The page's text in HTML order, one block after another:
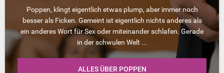
Poppen, klingt eigentlich etwas plump, aber immer noch
besser als Ficken. Gemeint ist eigentlich nichts anderes als
ein anderes Wort für Sex oder miteinander schlafen. Gerade
in der schwulen Welt ...
ALLES ÜBER POPPEN